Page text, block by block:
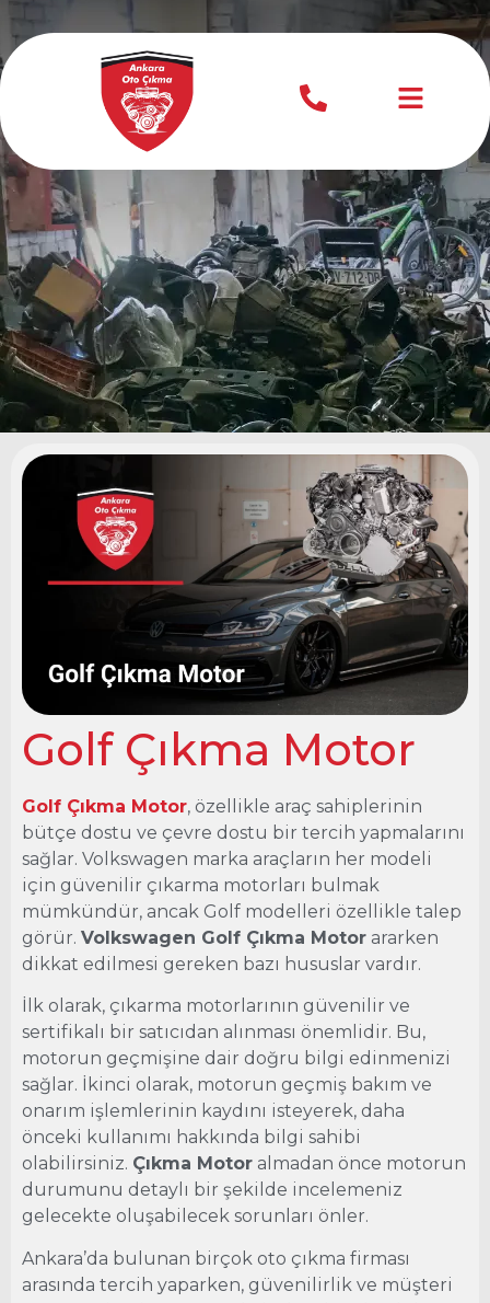
Golf Çıkma
Motor
Ankara Oto Çıkma
Golf Çıkma Motor
Golf Çıkma Motor
Golf Çıkma Motor, özellikle araç sahiplerinin
bütçe dostu ve çevre dostu bir tercih yapmalarını
sağlar. Volkswagen marka araçların her modeli
için güvenilir çıkarma motorları bulmak
mümkündür, ancak Golf modelleri özellikle talep
görür. Volkswagen Golf Çıkma Motor ararken
dikkat edilmesi gereken bazı hususlar vardır.
İlk olarak, çıkarma motorlarının güvenilir ve
sertifikalı bir satıcıdan alınması önemlidir. Bu,
motorun geçmişine dair doğru bilgi edinmenizi
sağlar. İkinci olarak, motorun geçmiş bakım ve
onarım işlemlerinin kaydını isteyerek, daha
önceki kullanımı hakkında bilgi sahibi
olabilirsiniz. Çıkma Motor almadan önce motorun
durumunu detaylı bir şekilde incelemeniz
gelecekte oluşabilecek sorunları önler.
Ankara’da bulunan birçok oto çıkma firması
arasında tercih yaparken, güvenilirlik ve müşteri